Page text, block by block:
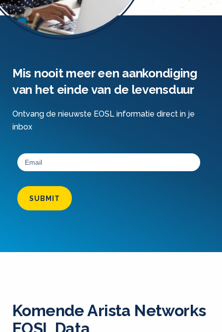
Mis nooit meer een aankondiging
van het einde van de levensduur
Ontvang de nieuwste EOSL informatie direct in je
inbox
SUBMIT
Komende Arista Networks
EOSL Data